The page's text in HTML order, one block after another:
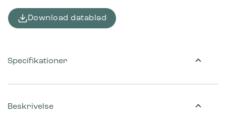
Download datablad
Beskrivelse
Specifikationer